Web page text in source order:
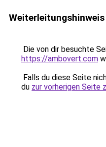
Weiterleitungshinweis
Die von dir besuchte
https://ambovert.com
Falls du diese Seite
du zur vorherigen Seite